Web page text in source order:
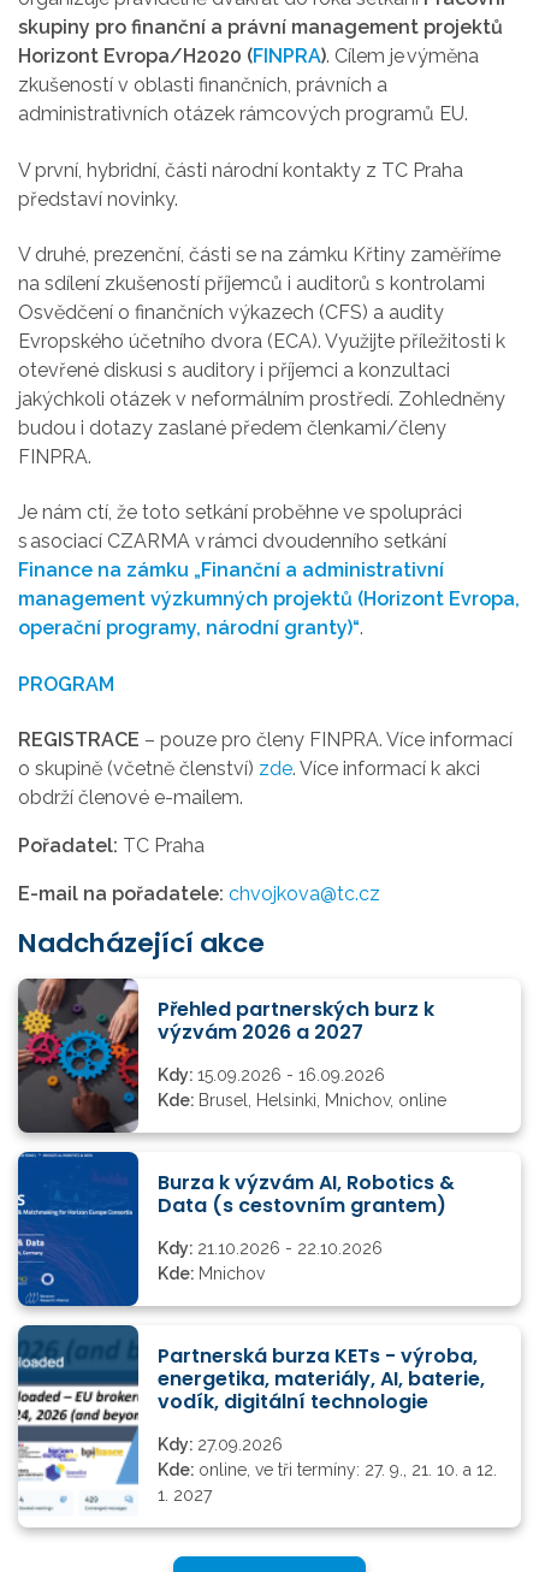
skupiny pro finanční a právní management projektů
Horizont Evropa/H2020 (FINPRA). Cílem je výměna
zkušeností v oblasti finančních, právních a
administrativních otázek rámcových programů EU.
V první, hybridní, části národní kontakty z TC Praha
představí novinky.
V druhé, prezenční, části se na zámku Křtiny zaměříme
na sdílení zkušeností příjemců i auditorů s kontrolami
Osvědčení o finančních výkazech (CFS) a audity
Evropského účetního dvora (ECA). Využijte příležitosti k
otevřené diskusi s auditory i příjemci a konzultaci
jakýchkoli otázek v neformálním prostředí. Zohledněny
budou i dotazy zaslané předem členkami/členy
FINPRA.
Je nám ctí, že toto setkání proběhne ve spolupráci
s asociací CZARMA v rámci dvoudenního setkání
Finance na zámku „Finanční a administrativní
management výzkumných projektů (Horizont Evropa,
operační programy, národní granty)“.
PROGRAM
REGISTRACE – pouze pro členy FINPRA. Více informací
o skupině (včetně členství) zde. Více informací k akci
obdrží členové e-mailem.
Pořadatel: TC Praha
E-mail na pořadatele: chvojkova@tc.cz
Nadcházející akce
Přehled partnerských burz k
výzvám 2026 a 2027
Kdy: 15.09.2026 - 16.09.2026
Kde: Brusel, Helsinki, Mnichov, online
Burza k výzvám AI, Robotics &
Data (s cestovním grantem)
Kdy: 21.10.2026 - 22.10.2026
Kde: Mnichov
Partnerská burza KETs - výroba,
energetika, materiály, AI, baterie,
vodík, digitální technologie
Kdy: 27.09.2026
Kde: online, ve tři termíny: 27. 9., 21. 10. a 12.
1. 2027